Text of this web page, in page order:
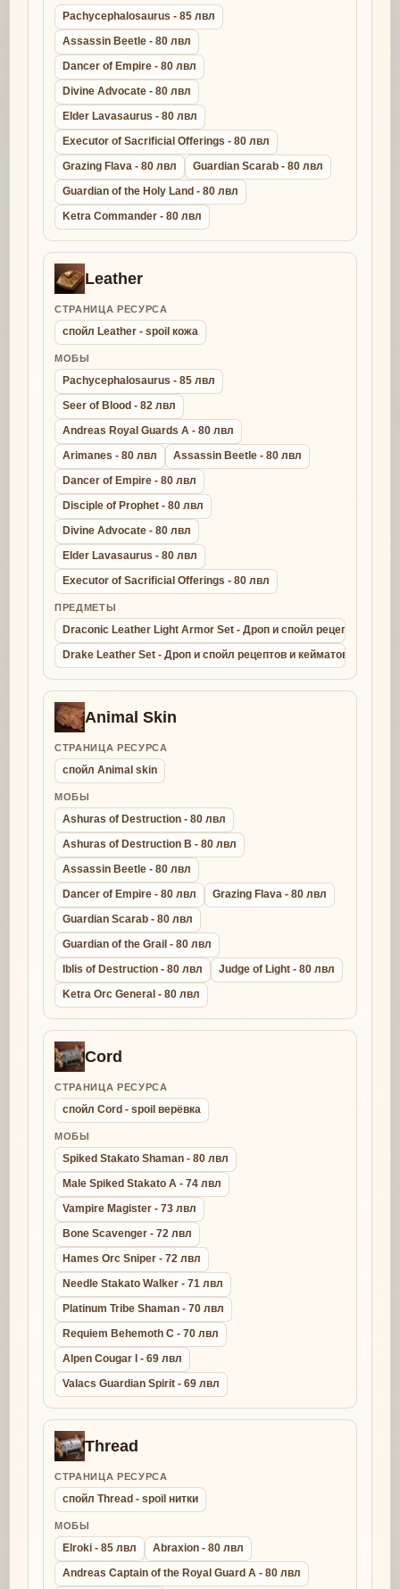
Pachycephalosaurus - 85 лвл
Assassin Beetle - 80 лвл
Dancer of Empire - 80 лвл
Divine Advocate - 80 лвл
Elder Lavasaurus - 80 лвл
Executor of Sacrificial Offerings - 80 лвл
Grazing Flava - 80 лвл
Guardian Scarab - 80 лвл
Guardian of the Holy Land - 80 лвл
Ketra Commander - 80 лвл
Leather
СТРАНИЦА РЕСУРСА
спойл Leather - spoil кожа
МОБЫ
Pachycephalosaurus - 85 лвл
Seer of Blood - 82 лвл
Andreas Royal Guards A - 80 лвл
Arimanes - 80 лвл
Assassin Beetle - 80 лвл
Dancer of Empire - 80 лвл
Disciple of Prophet - 80 лвл
Divine Advocate - 80 лвл
Elder Lavasaurus - 80 лвл
Executor of Sacrificial Offerings - 80 лвл
ПРЕДМЕТЫ
Draconic Leather Light Armor Set - Дроп и спойл рецептов и
Drake Leather Set - Дроп и спойл рецептов и кейматов - крафт
Animal Skin
СТРАНИЦА РЕСУРСА
спойл Animal skin
МОБЫ
Ashuras of Destruction - 80 лвл
Ashuras of Destruction B - 80 лвл
Assassin Beetle - 80 лвл
Dancer of Empire - 80 лвл
Grazing Flava - 80 лвл
Guardian Scarab - 80 лвл
Guardian of the Grail - 80 лвл
Iblis of Destruction - 80 лвл
Judge of Light - 80 лвл
Ketra Orc General - 80 лвл
Cord
СТРАНИЦА РЕСУРСА
спойл Cord - spoil верёвка
МОБЫ
Spiked Stakato Shaman - 80 лвл
Male Spiked Stakato A - 74 лвл
Vampire Magister - 73 лвл
Bone Scavenger - 72 лвл
Hames Orc Sniper - 72 лвл
Needle Stakato Walker - 71 лвл
Platinum Tribe Shaman - 70 лвл
Requiem Behemoth C - 70 лвл
Alpen Cougar I - 69 лвл
Valacs Guardian Spirit - 69 лвл
Thread
СТРАНИЦА РЕСУРСА
спойл Thread - spoil нитки
МОБЫ
Elroki - 85 лвл
Abraxion - 80 лвл
Andreas Captain of the Royal Guard A - 80 лвл